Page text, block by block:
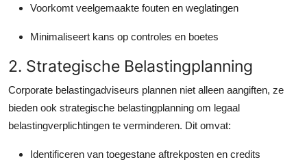
Voorkomt veelgemaakte fouten en weglatingen
Minimaliseert kans op controles en boetes
2. Strategische Belastingplanning
Corporate belastingadviseurs plannen niet alleen aangiften, ze
bieden ook strategische belastingplanning om legaal
belastingverplichtingen te verminderen. Dit omvat:
Identificeren van toegestane aftrekposten en credits